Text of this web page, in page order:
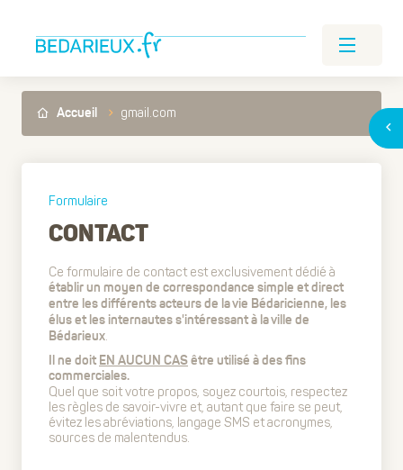
Accueil gmail.com
Formulaire
CONTACT
Ce formulaire de contact est exclusivement dédié à
établir un moyen de correspondance simple et direct
entre les différents acteurs de la vie Bédaricienne, les
élus et les internautes s'intéressant à la ville de
Bédarieux.
Il ne doit EN AUCUN CAS être utilisé à des fins
commerciales.
Quel que soit votre propos, soyez courtois, respectez
les règles de savoir-vivre et, autant que faire se peut,
évitez les abréviations, langage SMS et acronymes,
sources de malentendus.